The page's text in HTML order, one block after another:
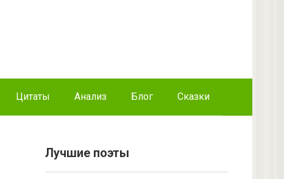
Цитаты Анализ Блог Сказки
Лучшие поэты